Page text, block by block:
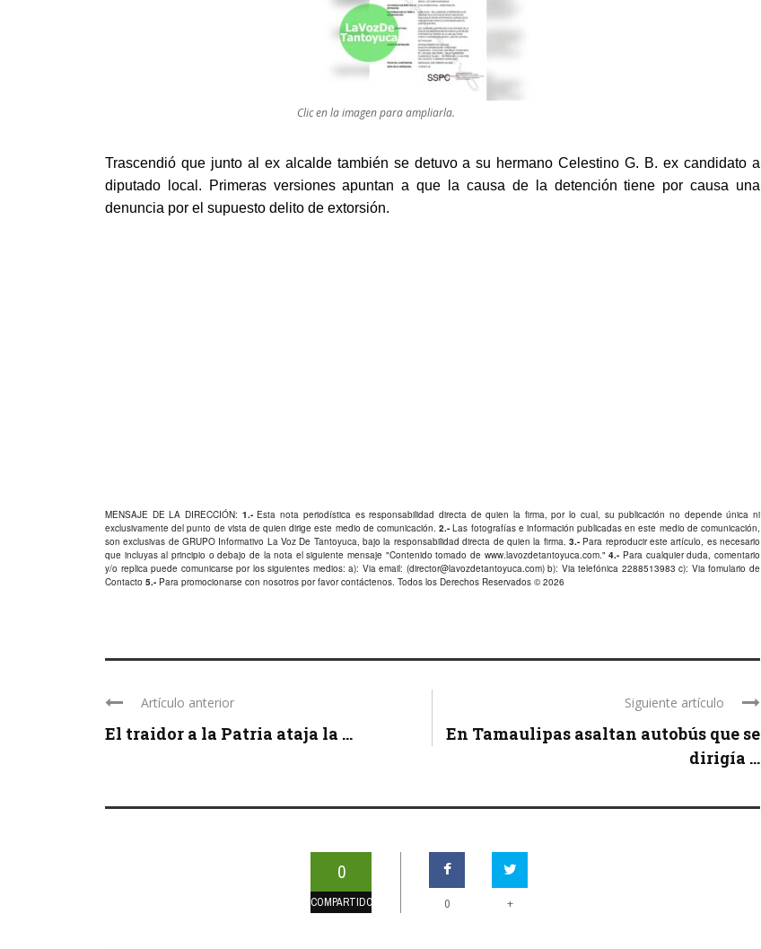
Clic en la imagen para ampliarla.
Trascendió que junto al ex alcalde también se detuvo a su hermano Celestino G. B. ex candidato a
diputado local. Primeras versiones apuntan a que la causa de la detención tiene por causa una
denuncia por el supuesto delito de extorsión.
MENSAJE DE LA DIRECCIÓN: 1.-Esta nota periodística es responsabilidad directa de quien la firma, por lo cual, su publicación no depende única ni
exclusivamente del punto de vista de quien dirige este medio de comunicación.2.- Las fotografías e información publicadas en este medio de comunicación,
son exclusivas de GRUPO Informativo La Voz De Tantoyuca, bajo la responsabilidad directa de quien la firma. 3.-Para reproducir este artículo, es necesario
que incluyas al principio o debajo de la nota el siguiente mensaje "Contenido tomado de www.lavozdetantoyuca.com."4.- Para cualquier duda, comentario
y/o replica puede comunicarse por los siguientes medios: a): Via email: (director@lavozdetantoyuca.com) b): Via telefónica 2288513983 c): Via fomulario de
Contacto 5.- Para promocionarse con nosotros por favorcontáctenos . Todos los Derechos Reservados © 2026
Artículo anterior
El traidor a la Patria ataja la ...
Siguiente artículo
En Tamaulipas asaltan autobús que se
dirigía ...
0
COMPARTIDOS 0 +